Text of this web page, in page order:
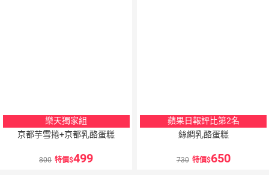
樂天獨家組
京都芋雪捲+京都乳酪蛋糕
800 特價 499
蘋果日報評比第2名
絲綢乳酪蛋糕
730 特價 650